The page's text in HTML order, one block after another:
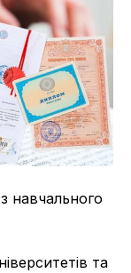
навчального
та